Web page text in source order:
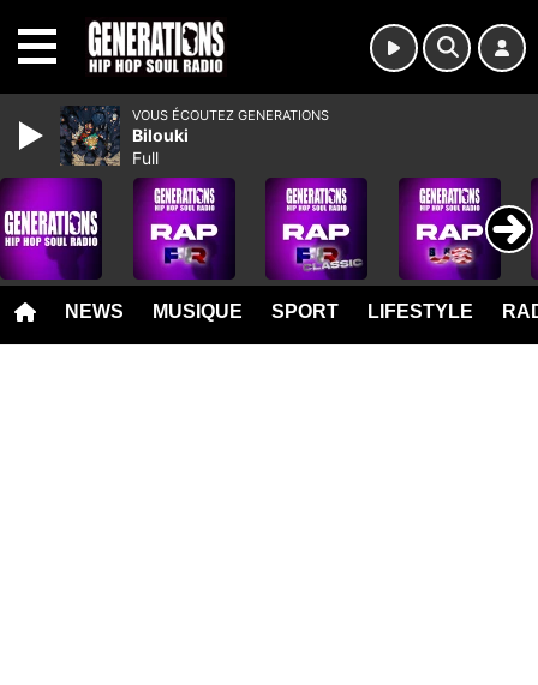
NEWS MUSIQUE SPORT LIFESTYLE
VOUS ÉCOUTEZ GENERATIONS
Bilouki
Full